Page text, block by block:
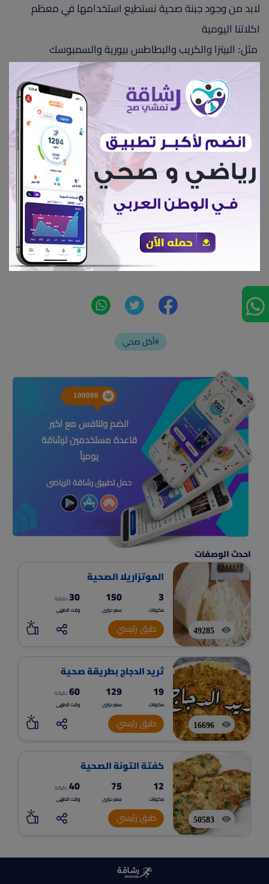
لابد من وجود جبنة صحية نستطيع استخدامها في معظم
اكلاتنا اليومية
مثل: البيتزا والكريب والبطاطس بيورية والسمبوسك
نحضر وعاء ونقوم بغلي اللبن ثم نتركة خارج البراد (
الثلاجة) حثي يتخثر
ثم نضع الكمية علي النار
ثم نضع عصير الليمون ومعلقة الخل نستمر في
التقليب حتي تتكون كرة بيضاء مطاطية
ثم نقوم بتصفيتها ونتركها ساعتين لتبرد
ثم نقوم ببشر الكرة وحفظها في علبة نظيفة في
الفريزر
أكل صحي#
100000
انضم وتنافس مع اكبر
قاعدة مستخدمين لرشاقة
يومياً
حمل تطبيق رشاقة الرياضى
احدث الوصفات
49285
الموتزاريلا الصحية
3
مكونات
150
سعر حرارى
30 دقيقة
وقت الطهى
طبق رئيسي
16696
ثريد الدجاج بطريقة صحية
19
مكونات
129
سعر حرارى
60 دقيقة
وقت الطهى
طبق رئيسي
50583
كفتة التونة الصحية
12
مكونات
75
سعر حرارى
40 دقيقة
وقت الطهى
طبق رئيسي